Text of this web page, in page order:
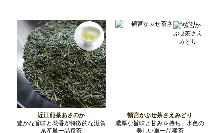
近江煎茶あさのか
豊かな旨味と花香が特徴的な滋賀
県産単一品種茶
頓宮かぶせ茶さえみどり
濃厚な旨味と甘みを持ち、水色の
美しい単一品種茶